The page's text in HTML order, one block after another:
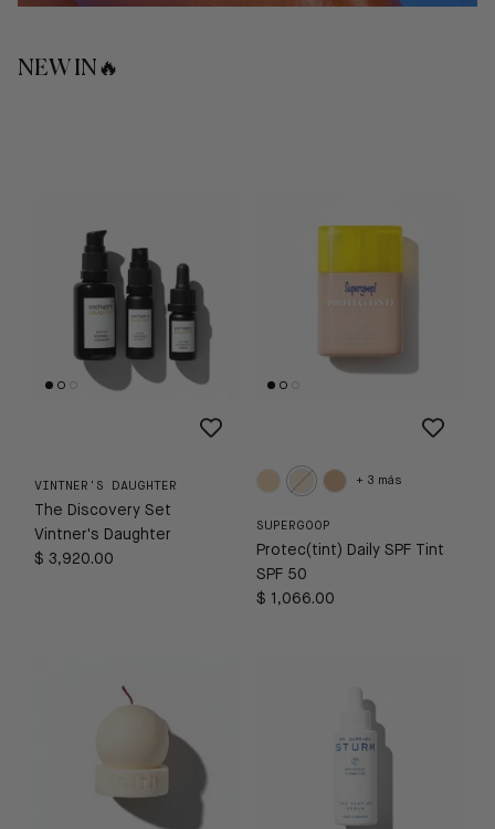
NEW IN🔥
VINTNER'S DAUGHTER
The Discovery Set
Vintner's Daughter
$ 3,920.00
SUPERGOOP
Protec(tint) Daily SPF Tint
SPF 50
$ 1,066.00
+ 3 más